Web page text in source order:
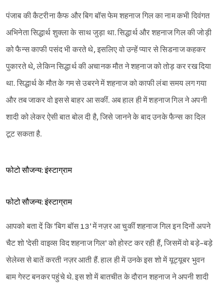
पंजाब की कैटरीना कैफ और बिग बॉस फेम शहनाज गिल का नाम कभी दिवंगत
अभिनेता सिद्धार्थ शुक्ला के साथ जुड़ा था. सिद्धार्थ और शहनाज गिल की जोड़ी
को फैन्स काफी पसंद भी करते थे, इसलिए वो उन्हें प्यार से सिडनाज कहकर
पुकारते थे, लेकिन सिद्धार्थ की अचानक मौत ने शहनाज को तोड़ कर रख दिया
था. सिद्धार्थ के मौत के गम से उबरने में शहनाज को काफी लंबा समय लग गया
और तब जाकर वो इससे बाहर आ सकीं. अब हाल ही में शहनाज गिल ने अपनी
शादी को लेकर ऐसी बात बोल दी है, जिसे जानने के बाद उनके फैन्स का दिल
टूट सकता है.
फोटो सौजन्य: इंस्टाग्राम
फोटो सौजन्य: इंस्टाग्राम
आपको बता दें कि 'बिग बॉस 13' में नज़र आ चुकीं शहनाज गिल इन दिनों अपने
चैट शो 'देसी वाइव्स विद शहनाज गिल' को होस्ट कर रही हैं, जिसमें वो बड़े-बड़े
सेलेब्स से बातें करती नज़र आती हैं. हाल ही में उनके इस शो में यूट्यूबर भुवन
बाम गेस्ट बनकर पहुंचे थे. इस शो में बातचीत के दौरान शहनाज ने अपनी शादी